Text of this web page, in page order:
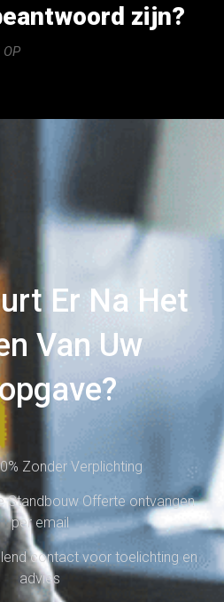
zijn?
OP
Er Na Het
Van Uw
Zonder Verplichting
Standbouw Offerte ontvangen
per email
contact voor toelichting en
advies